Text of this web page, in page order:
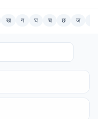
ख ग घ च छ ज